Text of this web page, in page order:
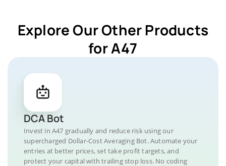
Explore Our Other Products
for A47
DCA Bot
Invest in A47 gradually and reduce risk using our
supercharged Dollar-Cost Averaging Bot. Automate your
entries at better prices, set take profit targets, and
protect your capital with trailing stop loss. No coding